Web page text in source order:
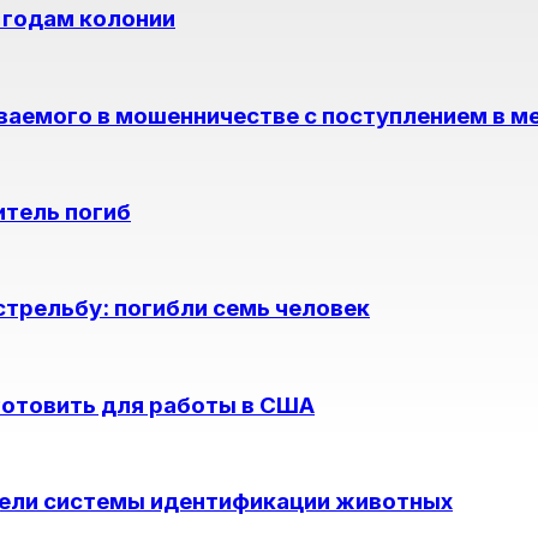
колонии
в мошенничестве с поступлением в
погиб
погибли семь человек
для работы в США
системы идентификации животных